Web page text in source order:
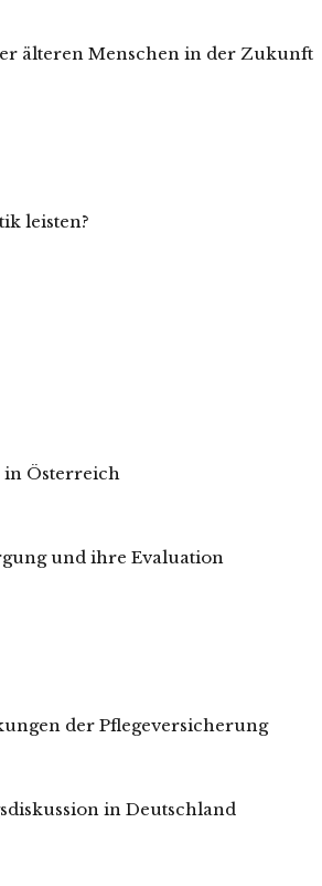
älteren Menschen in der Zukunft
leisten?
in Österreich
und ihre Evaluation
der Pflegeversicherung
in Deutschland